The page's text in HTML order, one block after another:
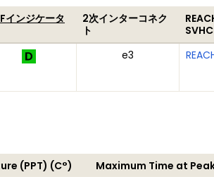
インジケータ
2次インターコネク
ト
SVHC
e3
(PPT) (C°)
Maximum Time at